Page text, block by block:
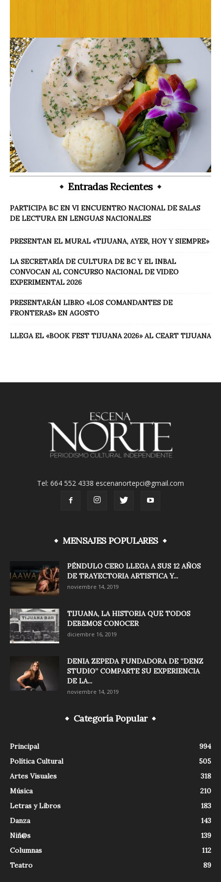
Entradas Recientes
PARTICIPA BC EN VI ENCUENTRO NACIONAL DE SALAS
DE LECTURA EN LENGUAS NACIONALES
PRESENTAN EL MURAL «TIJUANA, AYER, HOY Y SIEMPRE»
LA SECRETARÍA DE CULTURA DE BC Y EL INBAL
CONVOCAN AL CONCURSO NACIONAL DE VIDEO
EXPERIMENTAL 2026
PRESENTARÁN LIBRO «LOS COMANDANTES DE
FRONTERAS» EN AGOSTO
LLEGA EL «BOOK FEST TIJUANA 2026» AL CEART TIJUANA
Tel: 664 552 4338 escenanortepci@gmail.com
MENSAJES POPULARES
PÉNDULO CERO LLEGA A SUS 12 AÑOS
DE TRAYECTORIA ARTISTICA Y...
noviembre 14, 2019
TIJUANA, LA HISTORIA QUE TODOS
DEBEMOS CONOCER
diciembre 16, 2019
DENIA ZEPEDA FUNDADORA DE “DENZ
STUDIO” COMPARTE SU EXPERIENCIA
DE LA...
noviembre 14, 2019
Categoría Popular
Principal
994
Política Cultural
505
Artes Visuales
318
Música
210
Letras y Libros
183
Danza
143
Niñ@s
139
Columnas
112
Teatro
89